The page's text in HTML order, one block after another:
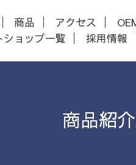
商品 アクセス
ショップ一覧
採用情報
商品紹